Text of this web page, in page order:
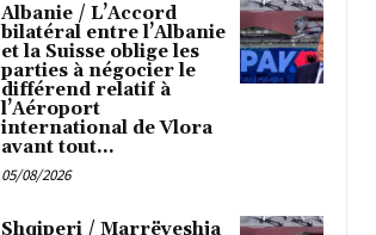
Albanie / L’Accord
bilatéral entre l’Albanie
et la Suisse oblige les
parties à négocier le
différend relatif à
l’Aéroport
international de Vlora
avant tout...
05/08/2026
Shqiperi / Marrëveshja